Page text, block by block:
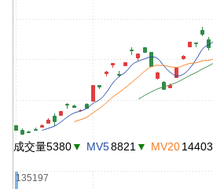
135197
成交量5380▼ MV58821 ▼ MV2014403